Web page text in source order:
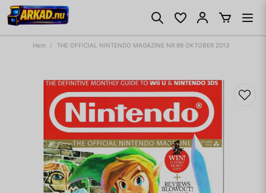
Hem THE OFFICIAL NINTENDO MAGAZINE NR 99 OKTOBER 2013